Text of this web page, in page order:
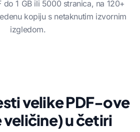
do 1 GB ili 5000 stranica, na 120+
kopiju s netaknutim izvornim
izgledom.
velike PDF-ove
veličine) u četiri